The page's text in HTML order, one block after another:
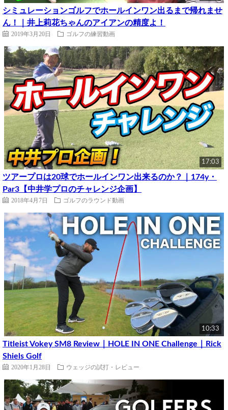
シミュレーションゴルフでホールインワン出るまで帰れませ
ん！｜井上莉花ちゃんのアイアンの精度よ！
2019年3月20日 ゴルフの練習動画
17:03
ツアープロは20球でホールインワン出来るのか？｜174y・
Par3【中井学プロのチャレンジ企画】
2018年4月7日 ゴルフのラウンド動画
10:33
Titleist Vokey SM8 Review｜HOLE IN ONE Challenge｜Rick
Shiels Golf
2020年1月28日 ウェッジの試打・レビュー